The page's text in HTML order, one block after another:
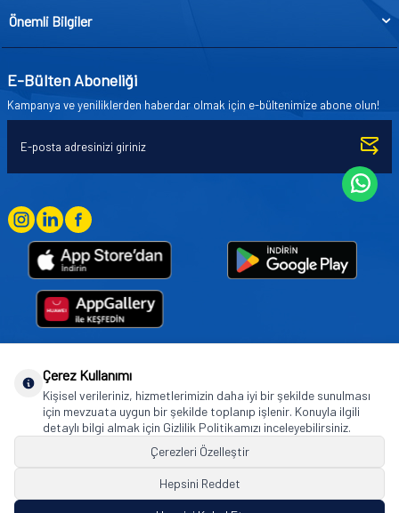
Önemli Bilgiler
E-Bülten Aboneliği
Kampanya ve yeniliklerden haberdar olmak için e-bültenimize abone olun!
Goodyear (and Winged Foot Design) are trademarks of or licensed to The Goodyear
Tire & Rubber Company used under license by Basbug Group Company,
Istanbul/Türkiye. © 2026 The Goodyear Tire & Rubber Company.
Çerez Kullanımı
Kişisel verileriniz, hizmetlerimizin daha iyi bir şekilde sunulması
için mevzuata uygun bir şekilde toplanıp işlenir. Konuyla ilgili
detaylı bilgi almak için Gizlilik Politikamızı inceleyebilirsiniz.
Çerezleri Özelleştir
Hepsini Reddet